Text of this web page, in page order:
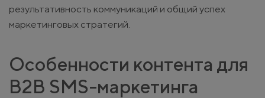
результативность коммуникаций и общий успех
маркетинговых стратегий.
Особенности контента для
B2B SMS-маркетинга